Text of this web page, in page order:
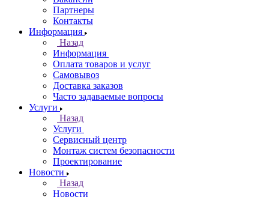
Партнеры
Контакты
Информация
Назад
Информация
Оплата товаров и услуг
Самовывоз
Доставка заказов
Часто задаваемые вопросы
Услуги
Назад
Услуги
Сервисный центр
Монтаж систем безопасности
Проектирование
Новости
Назад
Новости